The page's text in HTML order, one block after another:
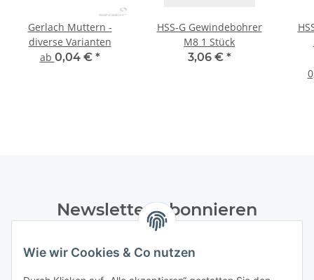
Wie wir Cookies & Co nutzen
Gerlach Muttern -
diverse Varianten
ab 0,04 € *
HSS-G Gewindebohrer
M8 1 Stück
3,06 € *
Newsletter Abonnieren
Datenschutzerklärungregelmäßig und jederzeit widerruflich